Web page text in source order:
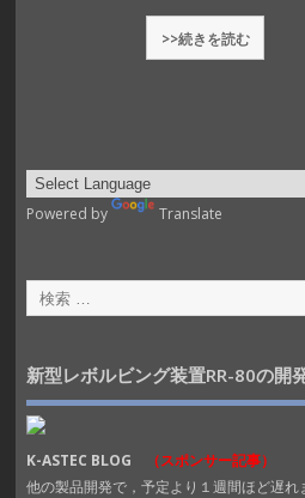
>>続きを読む
Powered by Translate
新型レボルビング装置RR-80の開
K-ASTEC BLOG
（スポンサー記事）
他の製品開発で，予定より１週間ほど遅